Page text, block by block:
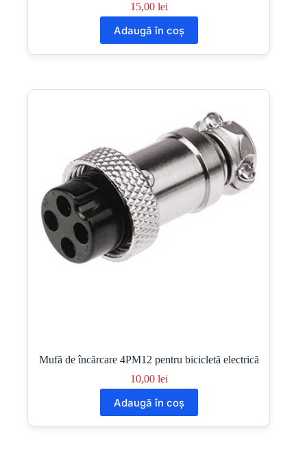
15,00 lei
Adaugă în coș
Mufă de încărcare 4PM12 pentru bicicletă electrică
10,00 lei
Adaugă în coș